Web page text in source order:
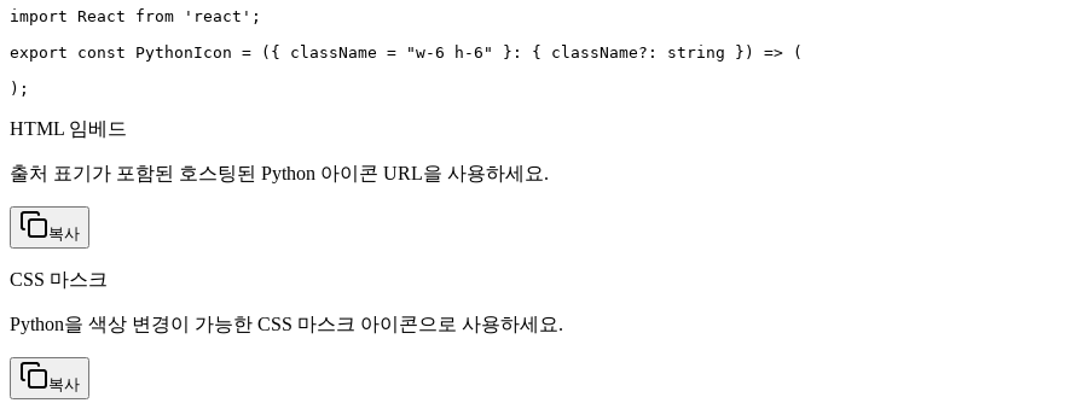
import React from 'react';
export const PythonIcon = ({ className = "w-6 h-6" }: { className?: string }) => (
);
HTML 임베드
출처 표기가 포함된 호스팅된 Python 아이콘 URL을 사용하세요.
복사
CSS 마스크
Python을 색상 변경이 가능한 CSS 마스크 아이콘으로 사용하세요.
복사